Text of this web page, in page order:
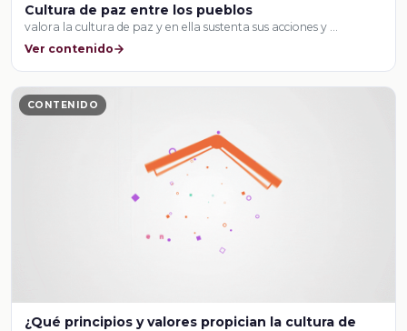
Cultura de paz entre los pueblos
valora la cultura de paz y en ella sustenta sus acciones y …
Ver contenido
CONTENIDO
¿Qué principios y valores propician la cultura de